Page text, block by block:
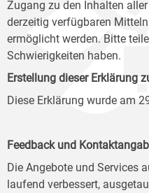
Zugang zu den Inhalten
derzeitig verfügbaren
ermöglicht werden. Bitte
Schwierigkeiten haben.
Erstellung dieser Erklärung
Diese Erklärung wurde am
Feedback und
Die Angebote und Services
laufend verbessert,